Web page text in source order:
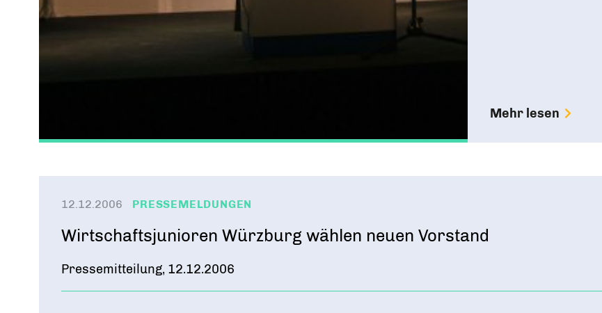
Mehr lesen
12.12.2006 PRESSEMELDUNGEN
Wirtschaftsjunioren Würzburg wählen neuen Vorstand
Pressemitteilung, 12.12.2006